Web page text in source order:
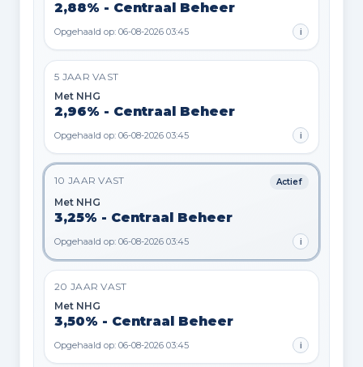
2,88% - Centraal Beheer
Opgehaald op: 06-08-2026 03:45 i
5 JAAR VAST
Met NHG
2,96% - Centraal Beheer
Opgehaald op: 06-08-2026 03:45 i
10 JAAR VAST Actief
Met NHG
3,25% - Centraal Beheer
Opgehaald op: 06-08-2026 03:45 i
20 JAAR VAST
Met NHG
3,50% - Centraal Beheer
Opgehaald op: 06-08-2026 03:45 i